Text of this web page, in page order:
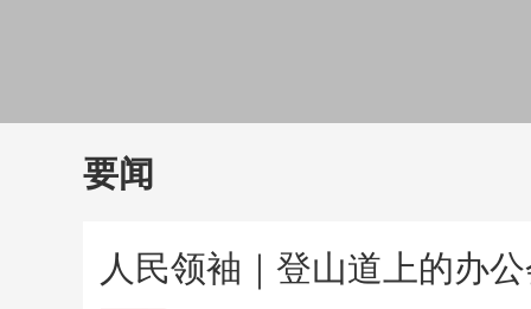
要闻
人民领袖｜登山道上的办